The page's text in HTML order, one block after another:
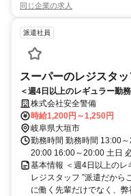
同じ企業の求人
派遣社員
スーパーのレジスタッ
＜週4日以上のレギュラー勤
フ 株式会社安全警備
時給1,200円～1,250円
岐阜県大垣市
勤務時間 勤務時間 13:00
20:00 16:00～20:00 土日
基本情報 ＜週4日以上の
レジスタッフ ”派遣だから
に働く先輩だけでなく、